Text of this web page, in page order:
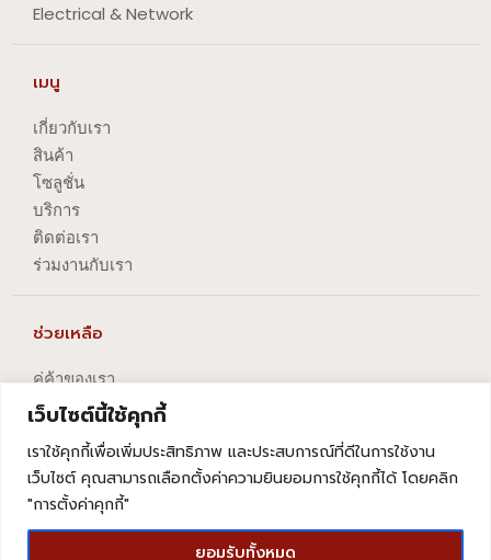
เว็บไซต์นี้ใช้คุกกี้
เราใช้คุกกี้เพื่อเพิ่มประสิทธิภาพ และประสบการณ์ที่ดีในการใช้งาน
เว็บไซต์ คุณสามารถเลือกตั้งค่าความยินยอมการใช้คุกกี้ได้ โดยคลิก
"การตั้งค่าคุกกี้"
ยอมรับทั้งหมด
Electrical & Network
เมนู
เกี่ยวกับเรา
สินค้า
โซลูชั่น
บริการ
ติดต่อเรา
ร่วมงานกับเรา
ช่วยเหลือ
คู่ค้าของเรา
นโยบายความเป็นส่วนตัว
นโยบายการปัญหาข้อร้องเรียน
นโยบายการยกเลิกบริการ